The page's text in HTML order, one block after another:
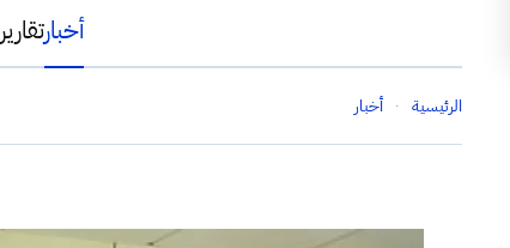
أخبارتقارير
الرئيسية أخبار